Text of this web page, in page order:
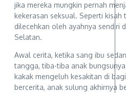
jika mereka mungkin pernah
kekerasan seksual. Seperti
dilecehkan oleh ayahnya sendiri
Selatan.
Awal cerita, ketika sang ibu
tangga, tiba-tiba anak
kakak mengeluh kesakitan di
bercerita, anak sulung akhirnya